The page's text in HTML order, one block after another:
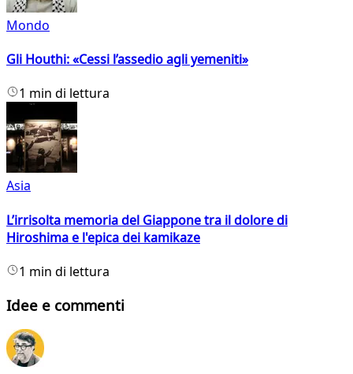
Mondo
Gli Houthi: «Cessi l’assedio agli yemeniti»
1 min di lettura
Asia
L’irrisolta memoria del Giappone tra il dolore di
Hiroshima e l'epica dei kamikaze
1 min di lettura
Idee e commenti